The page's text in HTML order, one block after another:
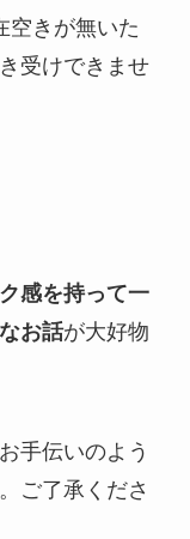
空きが無いた
受けできませ
感を持って一
お話が大好物
手伝いのよう
ご了承くださ